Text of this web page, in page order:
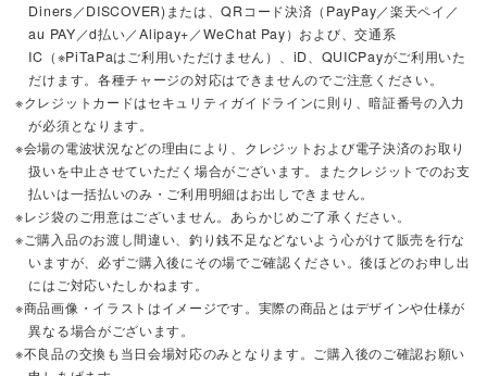
Diners／DISCOVER)または、QRコード決済（PayPay／楽天ペイ／
au PAY／d払い／Alipay+／WeChat Pay）および、交通系
IC（※PiTaPaはご利用いただけません）、iD、QUICPayがご利用いた
だけます。各種チャージの対応はできませんのでご注意ください。
※クレジットカードはセキュリティガイドラインに則り、暗証番号の入力
が必須となります。
※会場の電波状況などの理由により、クレジットおよび電子決済のお取り
扱いを中止させていただく場合がございます。またクレジットでのお支
払いは一括払いのみ・ご利用明細はお出しできません。
※レジ袋のご用意はございません。あらかじめご了承ください。
※ご購入品のお渡し間違い、釣り銭不足などないよう心がけて販売を行な
いますが、必ずご購入後にその場でご確認ください。後ほどのお申し出
にはご対応いたしかねます。
※商品画像・イラストはイメージです。実際の商品とはデザインや仕様が
異なる場合がございます。
※不良品の交換も当日会場対応のみとなります。ご購入後のご確認お願い